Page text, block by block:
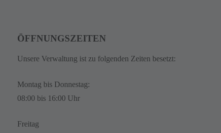
ÖFFNUNGSZEITEN
Unsere Verwaltung ist zu folgenden Zeiten besetzt:
Montag bis Donnestag:
08:00 bis 16:00 Uhr
Freitag